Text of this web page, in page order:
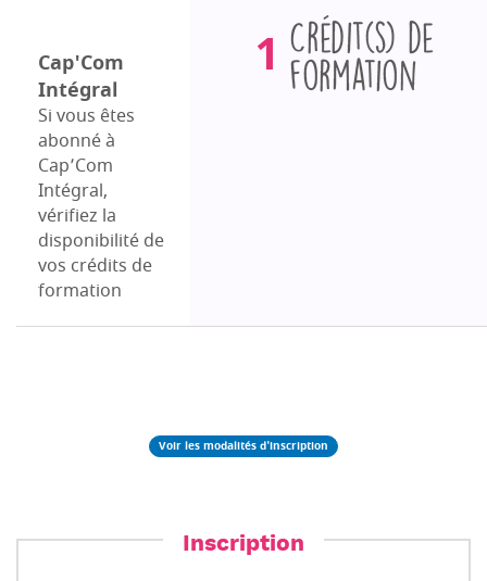
Cap'Com
Intégral
Si vous êtes
abonné à
Cap’Com
Intégral,
vérifiez la
disponibilité de
vos crédits de
formation
1
Crédits
de
formation
Voir les modalités d'inscription
Inscription